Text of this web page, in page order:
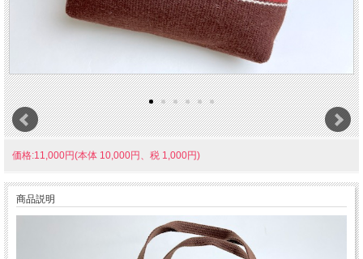
価格:11,000円(本体 10,000円、税 1,000円)
商品説明